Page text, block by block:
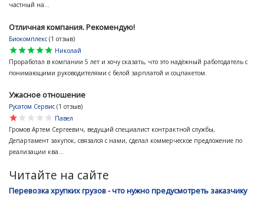
частный на...
Отличная компания. Рекомендую!
Биокомплекс (1 отзыв)
star
star
star
star
star
Николай
Проработал в компании 5 лет и хочу сказать, что это надёжный работодатель с
понимающими руководителями с белой зарплатой и соцпакетом.
Ужасное отношение
Русатом Сервис (1 отзыв)
star
star
star
star
star
Павел
Громов Артем Сергеевич, ведущий специалист контрактной службы,
Департамент закупок, связался с нами, сделал коммерческое предложение по
реализации ква...
Читайте на сайте
Перевозка хрупких грузов - что нужно предусмотреть заказчику